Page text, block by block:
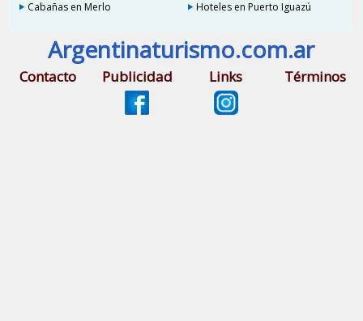
Cabañas en Merlo
Hoteles en Puerto Iguazú
Argentinaturismo.com.ar
Contacto Publicidad Links Términos